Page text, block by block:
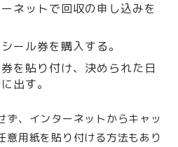
ネットで回収の申し込みを
ール券を購入する。
を貼り付け、決められた日
出す。
ず、インターネットからキャッ
意用紙を貼り付ける方法もあり